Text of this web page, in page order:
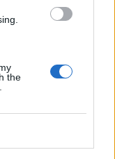
the
τους